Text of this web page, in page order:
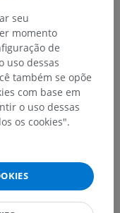
seu
momento
de
uso dessas
também se opõe
com base em
o uso dessas
os cookies".